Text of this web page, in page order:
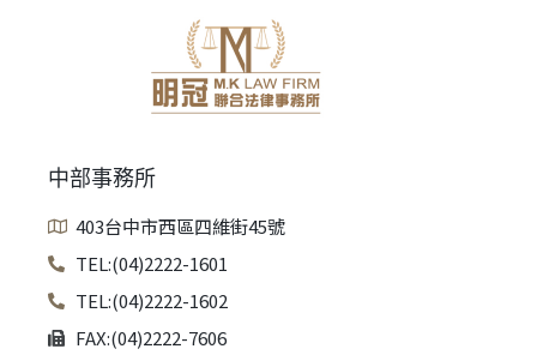
中部事務所
403台中市西區四維街45號
TEL:(04)2222-1601
TEL:(04)2222-1602
FAX:(04)2222-7606